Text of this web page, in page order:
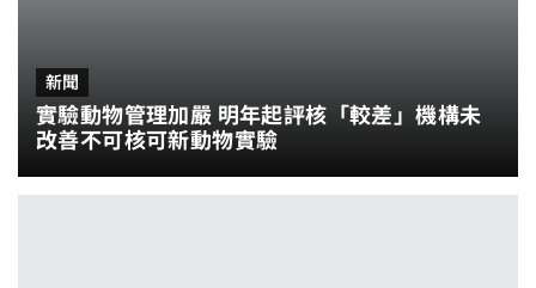
新聞
實驗動物管理加嚴 明年起評核「較差」機構未
改善不可核可新動物實驗